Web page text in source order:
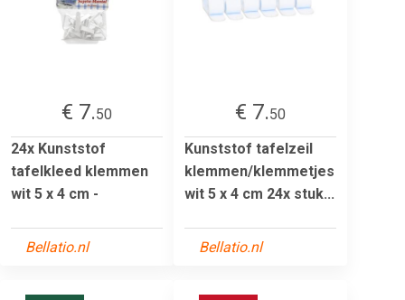
€ 7.50
24x Kunststof
tafelkleed klemmen
wit 5 x 4 cm -
Bellatio.nl
€ 7.50
Kunststof tafelzeil
klemmen/klemmetjes
wit 5 x 4 cm 24x stuk...
Bellatio.nl